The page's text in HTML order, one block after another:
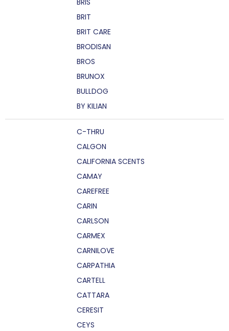
BRIS
BRIT
BRIT CARE
BRODISAN
BROS
BRUNOX
BULLDOG
BY KILIAN
C-THRU
CALGON
CALIFORNIA SCENTS
CAMAY
CAREFREE
CARIN
CARLSON
CARMEX
CARNILOVE
CARPATHIA
CARTELL
CATTARA
CERESIT
CEYS